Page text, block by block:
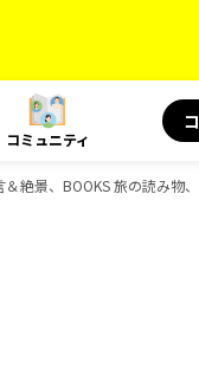
コミュニティ
景、BOOKS 旅の読み物、